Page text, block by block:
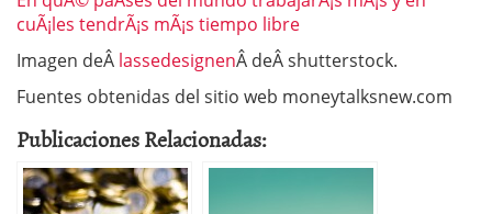
cuÃ¡les tendrÃ¡s mÃ¡s tiempo libre
Imagen deÂ lassedesignenÂ deÂ shutterstock.
Fuentes obtenidas del sitio web moneytalksnew.com
Publicaciones Relacionadas: